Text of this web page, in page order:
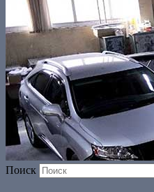
Поиск